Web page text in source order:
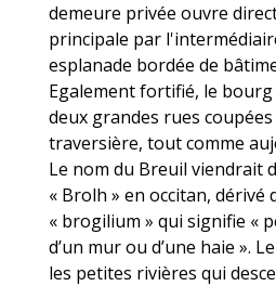
demeure privée ouvre
principale par
esplanade bordée de
Egalement fortifié, le
deux grandes rues
traversière, tout comme
Le nom du Breuil viendrait
« Brolh » en occitan, dérivé
« brogilium » qui signifie «
d’un mur ou d’une haie ».
les petites rivières qui